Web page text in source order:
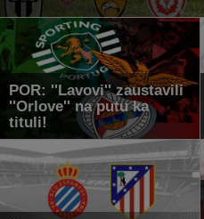
POR: ''Lavovi'' zaustavili
''Orlove'' na putu ka
tituli!